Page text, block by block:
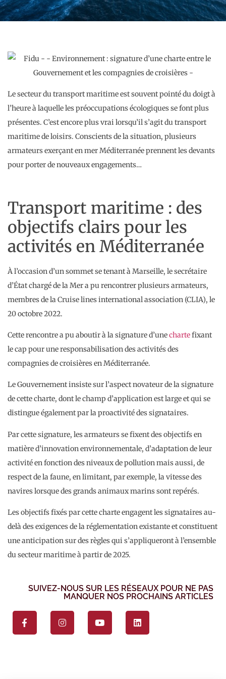
Le secteur du transport maritime est souvent pointé du doigt à
l’heure à laquelle les préoccupations écologiques se font plus
présentes. C’est encore plus vrai lorsqu’il s’agit du transport
maritime de loisirs. Conscients de la situation, plusieurs
armateurs exerçant en mer Méditerranée prennent les devants
pour porter de nouveaux engagements…
Transport maritime : des
objectifs clairs pour les
activités en Méditerranée
À l’occasion d’un sommet se tenant à Marseille, le secrétaire
d’État chargé de la Mer a pu rencontrer plusieurs armateurs,
membres de la Cruise lines international association (CLIA), le
20 octobre 2022.
Cette rencontre a pu aboutir à la signature d’unechartefixant
le cap pour une responsabilisation des activités des
compagnies de croisières en Méditerranée.
Le Gouvernement insiste sur l’aspect novateur de la signature
de cette charte, dont le champ d’application est large et qui se
distingue également par la proactivité des signataires.
Par cette signature, les armateurs se fixent des objectifs en
matière d’innovation environnementale, d’adaptation de leur
activité en fonction des niveaux de pollution mais aussi, de
respect de la faune, en limitant, par exemple, la vitesse des
navires lorsque des grands animaux marins sont repérés.
Les objectifs fixés par cette charte engagent les signataires au-
delà des exigences de la réglementation existante et constituent
une anticipation sur des règles qui s’appliqueront à l’ensemble
du secteur maritime à partir de 2025.
SUIVEZ-NOUS SUR LES RÉSEAUX POUR NE PAS
MANQUER NOS PROCHAINS ARTICLES